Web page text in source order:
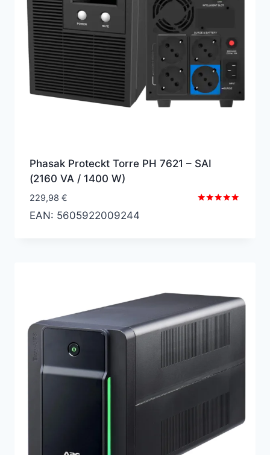
Phasak Proteckt Torre PH 7621 – SAI
(2160 VA / 1400 W)
229,98 €
EAN: 5605922009244